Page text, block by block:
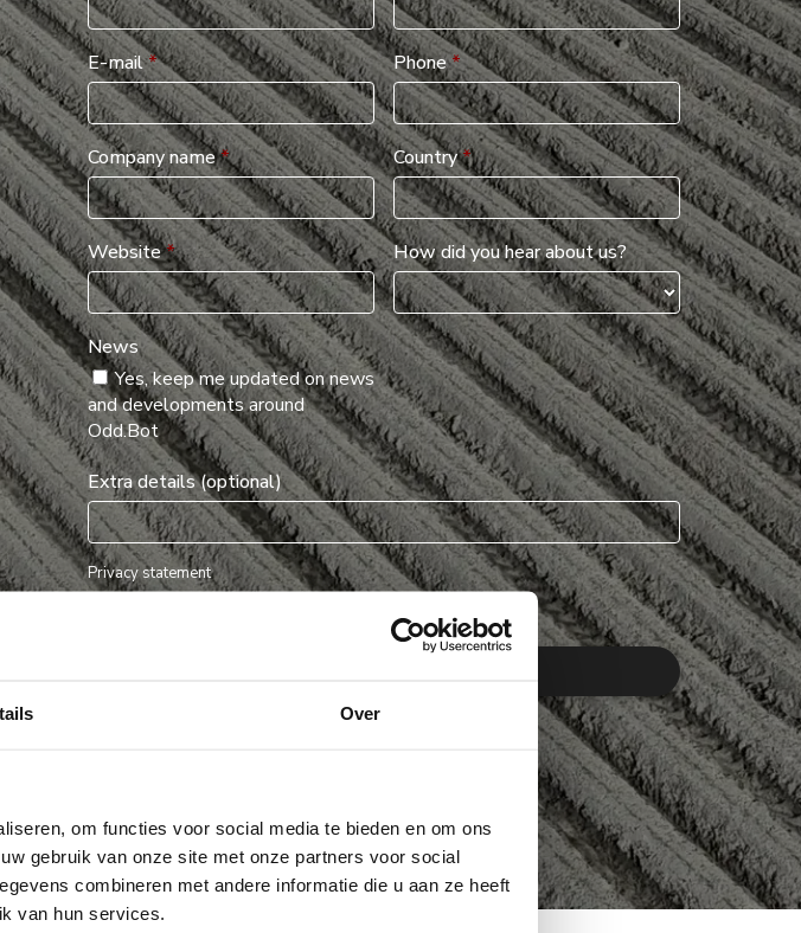
Over
om functies voor social media te bieden en om ons
gebruik van onze site met onze partners voor social
combineren met andere informatie die u aan ze heeft
van hun services.
E-mail* Phone*
Company name* Country*
Website* How did you hear about us?
News
Yes, keep me updated on news
and developments around
Odd.Bot
Extra details (optional)
Privacy statement